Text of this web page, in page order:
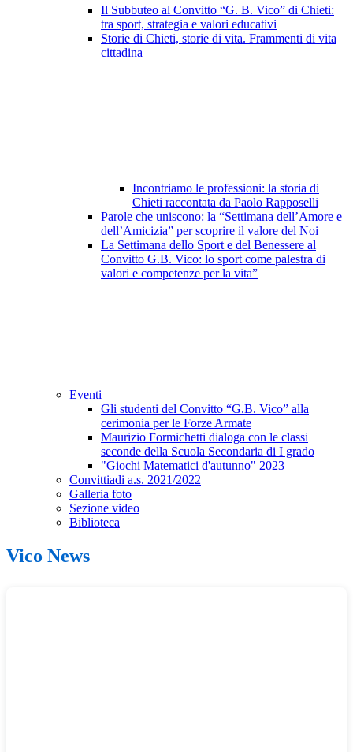
Il Subbuteo al Convitto “G. B. Vico” di Chieti:
tra sport, strategia e valori educativi
Storie di Chieti, storie di vita. Frammenti di vita
cittadina
Incontriamo le professioni: la storia di
Chieti raccontata da Paolo Rapposelli
Parole che uniscono: la “Settimana dell’Amore e
dell’Amicizia” per scoprire il valore del Noi
La Settimana dello Sport e del Benessere al
Convitto G.B. Vico: lo sport come palestra di
valori e competenze per la vita”
Eventi
Gli studenti del Convitto “G.B. Vico” alla
cerimonia per le Forze Armate
Maurizio Formichetti dialoga con le classi
seconde della Scuola Secondaria di I grado
"Giochi Matematici d'autunno" 2023
Convittiadi a.s. 2021/2022
Galleria foto
Sezione video
Biblioteca
Vico News